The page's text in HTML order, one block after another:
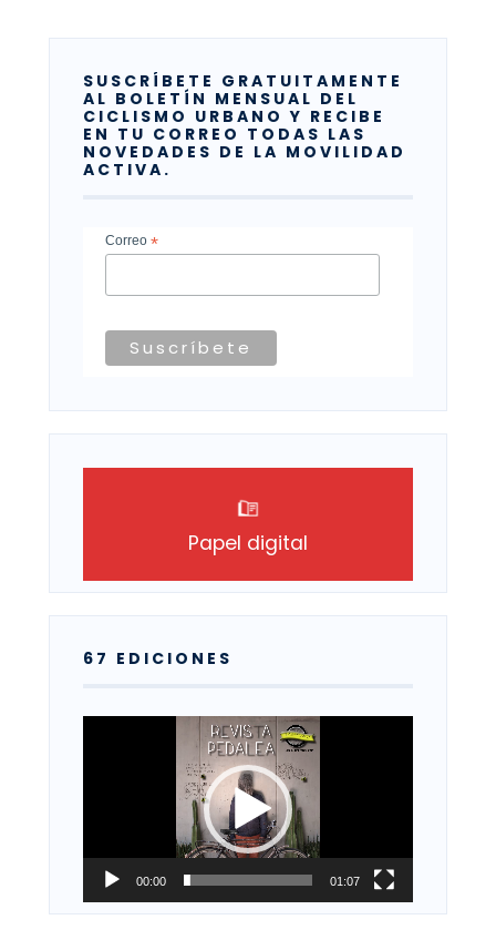
SUSCRÍBETE GRATUITAMENTE
AL BOLETÍN MENSUAL DEL
CICLISMO URBANO Y RECIBE
EN TU CORREO TODAS LAS
NOVEDADES DE LA MOVILIDAD
ACTIVA.
Correo *
Papel digital
67 EDICIONES
00:00 01:07